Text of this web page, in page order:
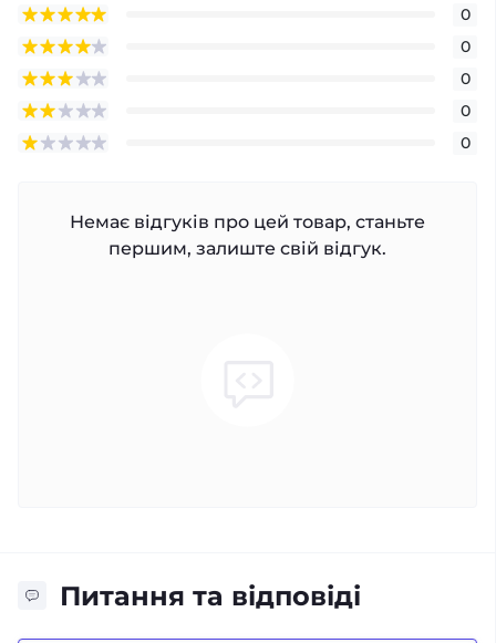
0
0
0
0
0
Немає відгуків про цей товар, станьте
першим, залиште свій відгук.
Питання та відповіді